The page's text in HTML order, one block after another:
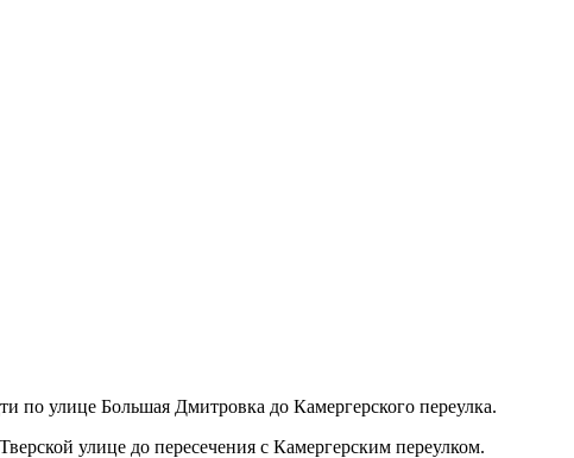
по улице Большая Дмитровка до Камергерского переулка.
улице до пересечения с Камергерским переулком.